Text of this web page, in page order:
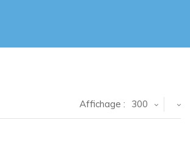
Affichage : 300